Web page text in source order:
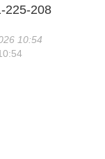
225-208
10:54